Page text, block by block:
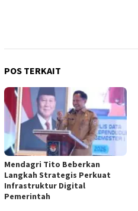
POS TERKAIT
Mendagri Tito Beberkan
Langkah Strategis Perkuat
Infrastruktur Digital
Pemerintah